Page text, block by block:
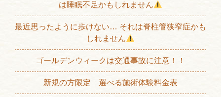
は睡眠不足かもしれません
最近思ったように歩けない… それは脊柱管狭窄症かも
しれません
ゴールデンウィークは交通事故に注意！！
新規の方限定 選べる施術体験料金表